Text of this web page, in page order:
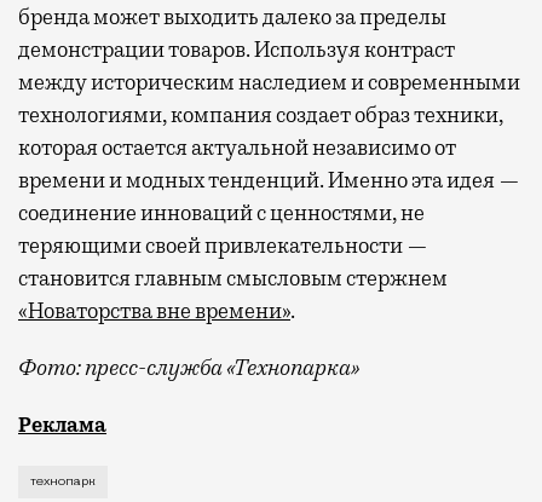
бренда может выходить далеко за пределы
демонстрации товаров. Используя контраст
между историческим наследием и современными
технологиями, компания создает образ техники,
которая остается актуальной независимо от
времени и модных тенденций. Именно эта идея —
соединение инноваций с ценностями, не
теряющими своей привлекательности —
становится главным смысловым стержнем
«Новаторства вне времени».
Фото: пресс-служба «Технопарка»
Рекламные кампании техники редко выходят за
Реклама
технопарк